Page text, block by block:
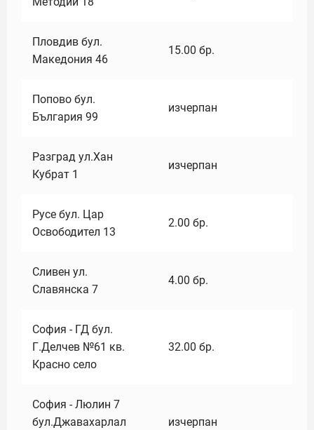
Пловдив бул.
Македония 46
15.00 бр.
Попово бул.
България 99
изчерпан
Разград ул.Хан
Кубрат 1
изчерпан
Русе бул. Цар
Освободител 13
2.00 бр.
Сливен ул.
Славянска 7
4.00 бр.
София - ГД бул.
Г.Делчев №61 кв.
Красно село
32.00 бр.
София - Люлин 7
бул.Джавахарлал
изчерпан